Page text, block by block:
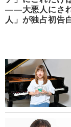
――大悪人にさ
人」が独占初告